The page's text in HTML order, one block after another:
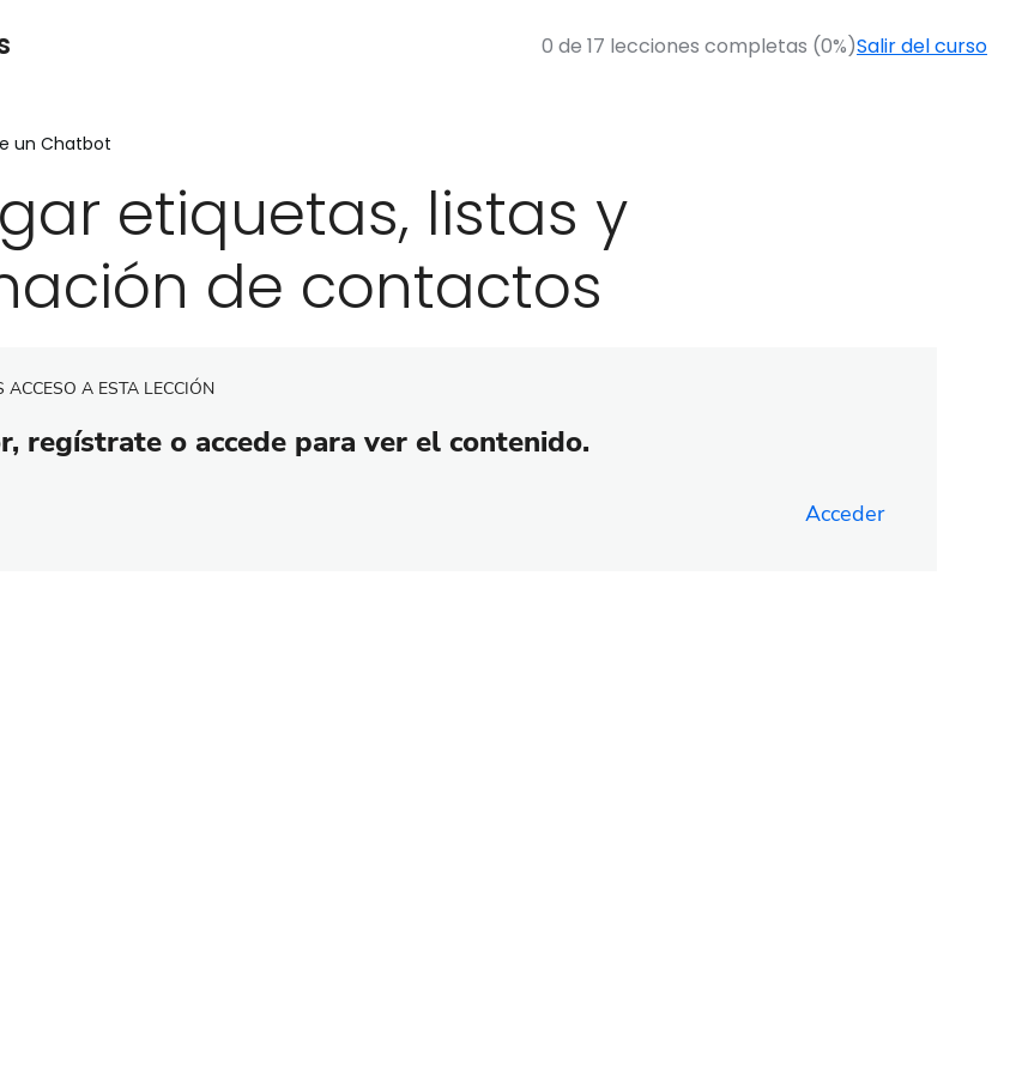
0 de 17 lecciones completas (0%)Salir del curso
un Chatbot
etiquetas, listas y
de contactos
ACCESO A ESTA LECCIÓN
regístrate o accede para ver el contenido.
Acceder